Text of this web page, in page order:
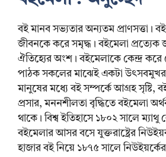
বই মানব সভ্যতার অন্যতম প্রাণসত্তা।
জীবনকে করে সমৃদ্ধ। বইমেলা প্রত্যেক
ঐতিহ্যের অংশ। বইমেলাকে কেন্দ্র
পাঠক সকলের মাঝেই একটা
মানুষের মধ্যে বই সম্পর্কে আগ্রহ সৃষ্টি,
প্রসার, মননশীলতা বৃদ্ধিতে বইমেলা
থাকে। বিশ্ব ইতিহাসে ১৮০২ সালে
বইমেলার আসর বসে যুক্তরাষ্ট্রের
হাজার বই নিয়ে ১৮৭৫ সালে